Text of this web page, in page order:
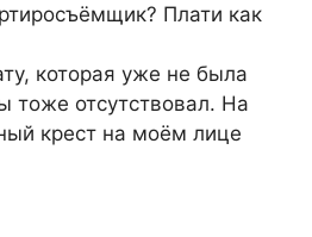
Плати как
которая уже не была
тоже отсутствовал. На
крест на моём лице